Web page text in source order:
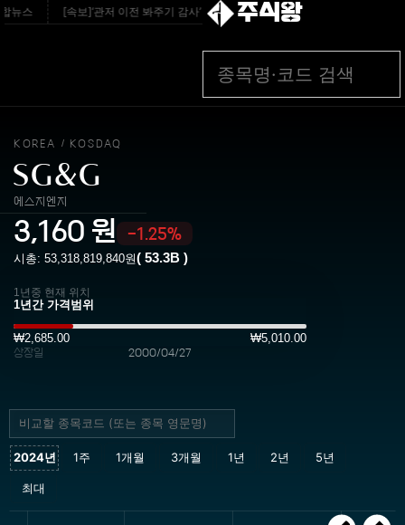
스 [속보]‘관저 이전 봐주기 감사’ 유병호 구속적부심 기각···구속 유지 - 경향
주식왕
KOREA / KOSDAQ
SG&G
에스지엔지
3,160 원 -1.25%
시총: 53,318,819,840원( 53.3B )
1년중 현재 위치
₩2,685.00 ₩5,010.00
상장일 2000/04/27